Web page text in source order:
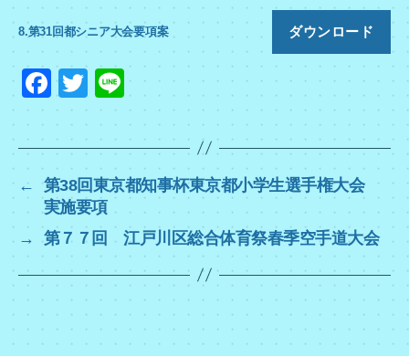
8.第31回都シニア大会要項案 ダウンロード
F
a
c
e
b
o
o
k
T
wi
tt
er
Li
n
e
←
第38回東京都知事杯東京都小学生選手権大会
実施要項
→
第７７回 江戸川区総合体育祭春季空手道大会